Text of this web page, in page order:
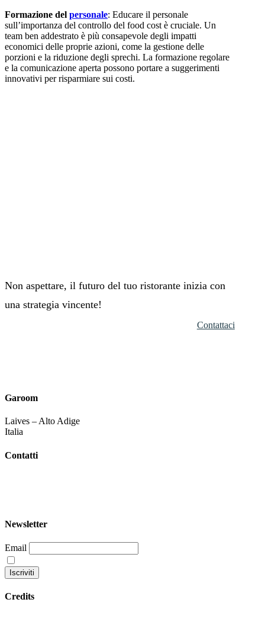
Formazione del personale: Educare il personale
sull’importanza del controllo del food cost è cruciale. Un
team ben addestrato è più consapevole degli impatti
economici delle proprie azioni, come la gestione delle
porzioni e la riduzione degli sprechi. La formazione regolare
e la comunicazione aperta possono portare a suggerimenti
innovativi per risparmiare sui costi.
Non aspettare, il futuro del tuo ristorante inizia con
una strategia vincente!
Contattaci
Garoom
Laives – Alto Adige
Italia
Contatti
Newsletter
Email
Credits